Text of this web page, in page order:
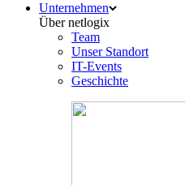
Unternehmen
Über netlogix
Team
Unser Standort
IT-Events
Geschichte